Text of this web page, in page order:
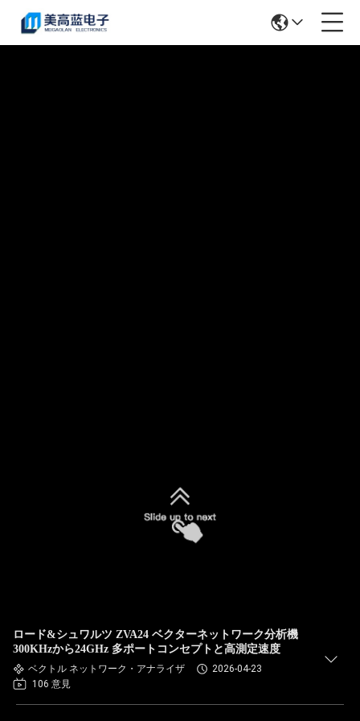
ロード&シュワルツ ZVA24 ベクターネットワーク分析機
300KHzから24GHz 多ポートコンセプトと高測定速度
ベクトル ネットワーク・アナライザ
2026-04-23
106 意見